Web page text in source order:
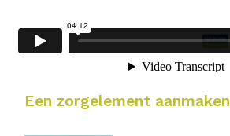
Een zorgelement aanmaken